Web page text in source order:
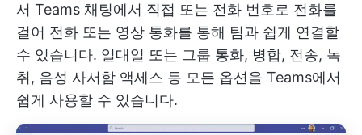
서 Teams 채팅에서 직접 또는 전화 번호로 전화를
걸어 전화 또는 영상 통화를 통해 팀과 쉽게 연결할
수 있습니다. 일대일 또는 그룹 통화, 병합, 전송, 녹
취, 음성 사서함 액세스 등 모든 옵션을 Teams에서
쉽게 사용할 수 있습니다.